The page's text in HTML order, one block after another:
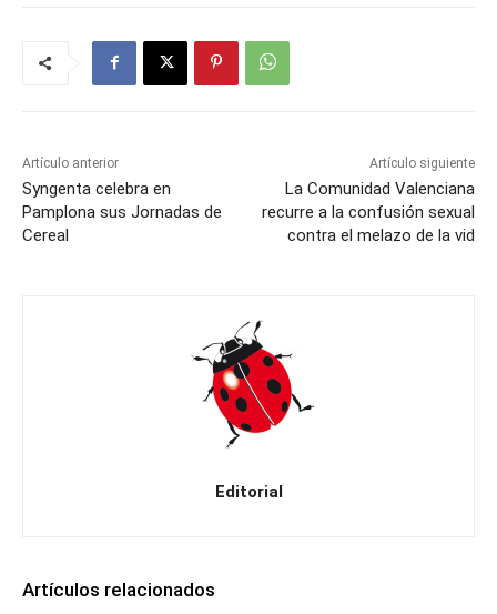
Artículo anterior
Syngenta celebra en
Pamplona sus Jornadas de
Cereal
Artículo siguiente
La Comunidad Valenciana
recurre a la confusión sexual
contra el melazo de la vid
Editorial
Artículos relacionados